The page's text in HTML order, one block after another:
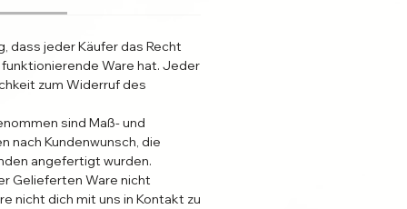
dass jeder Käufer das Recht
Ware hat. Jeder
zum Widerruf des
sind Maß- und
nach Kundenwunsch, die
angefertigt wurden.
Gelieferten Ware nicht
nicht dich mit uns in Kontakt zu